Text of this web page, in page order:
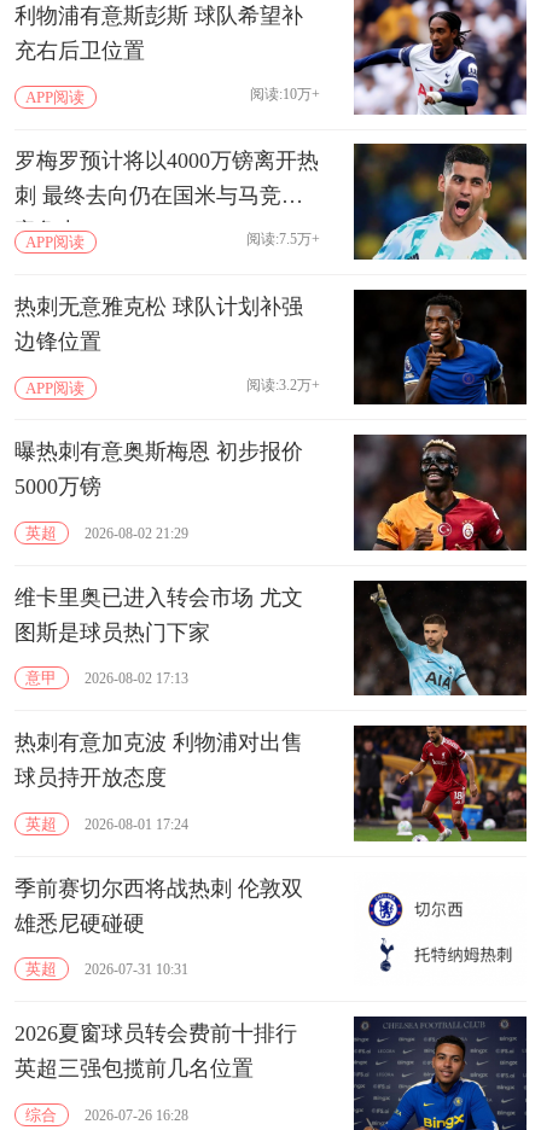
利物浦有意斯彭斯 球队希望补
充右后卫位置
APP阅读 阅读:10万+
罗梅罗预计将以4000万镑离开热
刺 最终去向仍在国米与马竞的
竞争中
APP阅读 阅读:7.5万+
热刺无意雅克松 球队计划补强
边锋位置
APP阅读 阅读:3.2万+
曝热刺有意奥斯梅恩 初步报价
5000万镑
英超 2026-08-02 21:29
维卡里奥已进入转会市场 尤文
图斯是球员热门下家
意甲 2026-08-02 17:13
热刺有意加克波 利物浦对出售
球员持开放态度
英超 2026-08-01 17:24
季前赛切尔西将战热刺 伦敦双
雄悉尼硬碰硬
英超 2026-07-31 10:31
2026夏窗球员转会费前十排行
英超三强包揽前几名位置
综合 2026-07-26 16:28